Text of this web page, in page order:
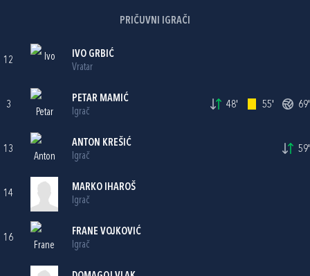
PRIČUVNI IGRAČI
12
IVO GRBIĆ
Vratar
3
PETAR MAMIĆ
Igrač
48' 55' 69'
13
ANTON KREŠIĆ
Igrač
59'
14
MARKO IHAROŠ
Igrač
16
FRANE VOJKOVIĆ
Igrač